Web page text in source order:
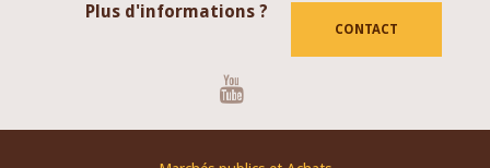
Plus d'informations ?
CONTACT